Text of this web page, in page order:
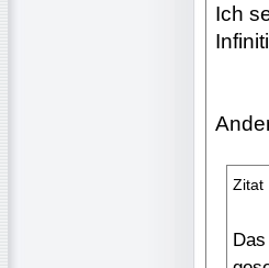
Ich
Zitat